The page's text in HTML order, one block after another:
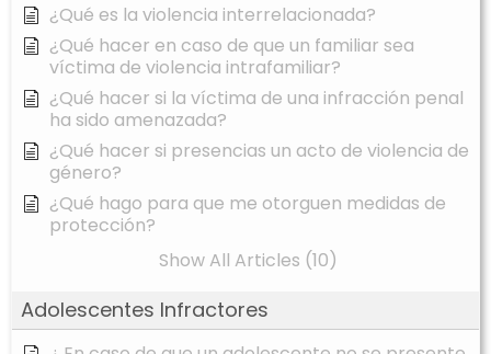
¿Qué es la violencia interrelacionada?
¿Qué hacer en caso de que un familiar sea
víctima de violencia intrafamiliar?
¿Qué hacer si la víctima de una infracción penal
ha sido amenazada?
¿Qué hacer si presencias un acto de violencia de
género?
¿Qué hago para que me otorguen medidas de
protección?
Show All Articles (10)
Adolescentes Infractores